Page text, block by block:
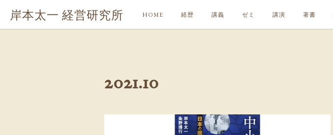
岸本太一 経営研究所 HOME 経歴 講義 ゼミ 講演 著書
2021.10